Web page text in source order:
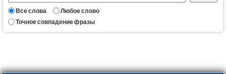
Все слова
Любое слово
Точное совпадение фразы